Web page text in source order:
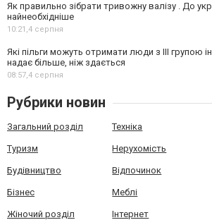
Як правильно зібрати тривожну валізу . До
найнеобхідніше
10:21,4 серпня
Які пільги можуть отримати люди з III групою
надає більше, ніж здається
08:57,4 серпня
Рубрики новин
Загальний розділ Техніка
Туризм Нерухомість
Будівництво Відпочинок
Бізнес Меблі
Жіночий розділ Інтернет